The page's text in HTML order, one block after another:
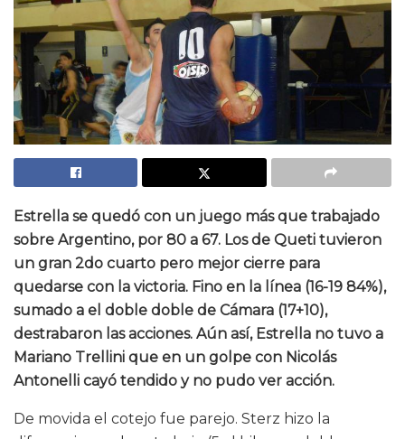
Estrella se quedó con un juego más que trabajado
sobre Argentino, por 80 a 67. Los de Queti tuvieron
un gran 2do cuarto pero mejor cierre para
quedarse con la victoria. Fino en la línea (16-19 84%),
sumado a el doble doble de Cámara (17+10),
destrabaron las acciones. Aún así, Estrella no tuvo a
Mariano Trellini que en un golpe con Nicolás
Antonelli cayó tendido y no pudo ver acción.
De movida el cotejo fue parejo. Sterz hizo la